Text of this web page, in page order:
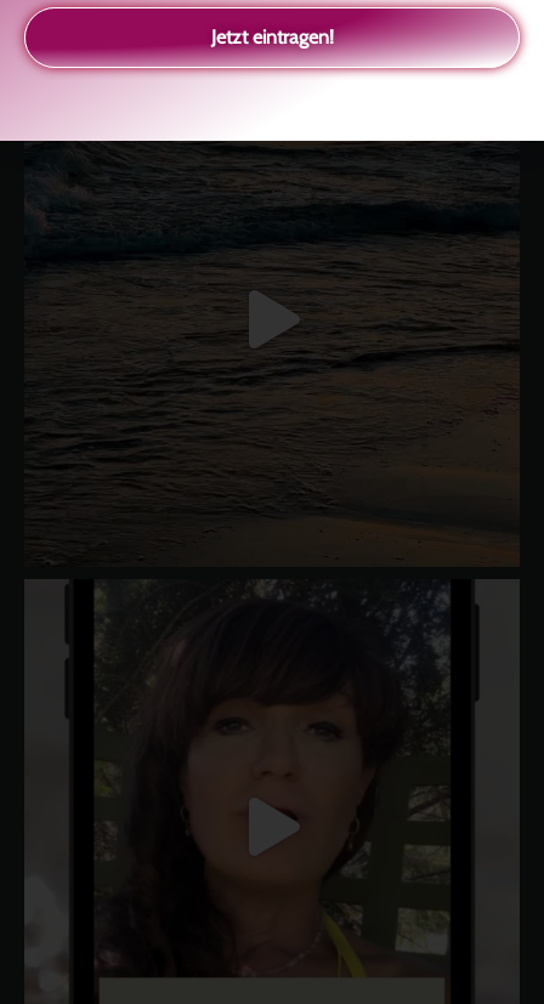
glückliche Beziehung-The Master KeyAsha und Marie-Luise
SisterloveJetzt eintragen!